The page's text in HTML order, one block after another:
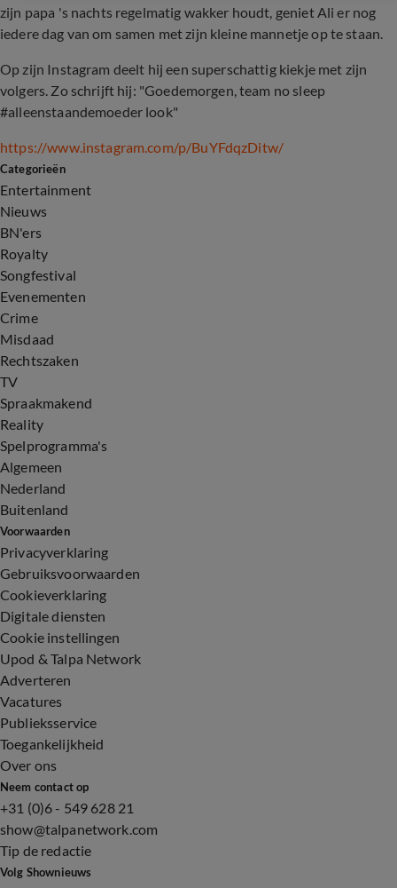
zijn papa 's nachts regelmatig wakker houdt, geniet Ali er nog
iedere dag van om samen met zijn kleine mannetje op te staan.
Op zijn Instagram deelt hij een superschattig kiekje met zijn
volgers. Zo schrijft hij: "Goedemorgen, team no sleep
#alleenstaandemoeder look"
https://www.instagram.com/p/BuYFdqzDitw/
Categorieën
Entertainment
Nieuws
BN'ers
Royalty
Songfestival
Evenementen
Crime
Misdaad
Rechtszaken
TV
Spraakmakend
Reality
Spelprogramma's
Algemeen
Nederland
Buitenland
Voorwaarden
Privacyverklaring
Gebruiksvoorwaarden
Cookieverklaring
Digitale diensten
Cookie instellingen
Upod & Talpa Network
Adverteren
Vacatures
Publieksservice
Toegankelijkheid
Over ons
Neem contact op
+31 (0)6 - 549 628 21
show@talpanetwork.com
Tip de redactie
Volg Shownieuws